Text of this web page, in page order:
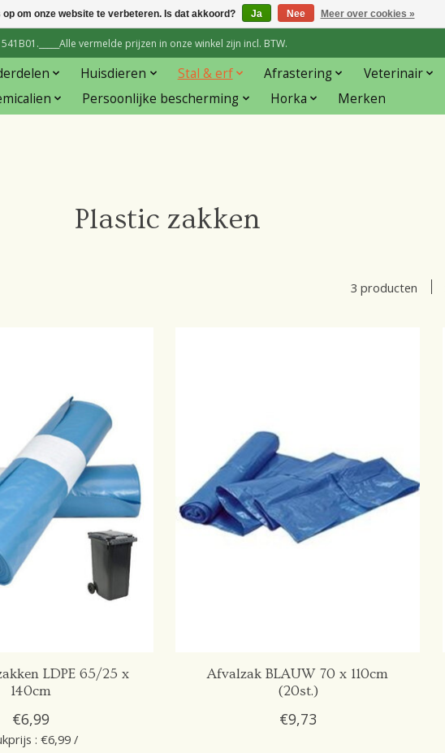
vermelde prijzen in onze winkel zijn incl. BTW.
Huisdieren Stal & erf Afrastering Veterinair
Persoonlijke bescherming Horka Merken
Plastic zakken
3 producten
LDPE 65/25 x
140cm
€6,99
: €6,99 /
Afvalzak BLAUW 70 x 110cm
(20st.)
€9,73
om onze website te verbeteren. Is dat akkoord? Ja Nee Meer over cookies »